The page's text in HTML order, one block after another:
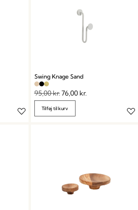
Swing Knage Sand
95,00kr.76,00 kr.
Tilføj til kurv